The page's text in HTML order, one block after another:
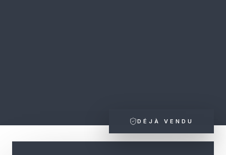
DÉJÀ VENDU